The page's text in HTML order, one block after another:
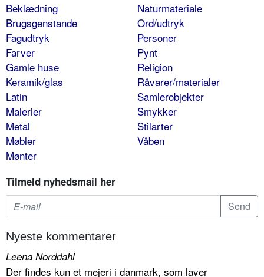
Beklædning
Brugsgenstande
Fagudtryk
Farver
Gamle huse
Keramik/glas
Latin
Malerier
Metal
Møbler
Mønter
Naturmateriale
Ord/udtryk
Personer
Pynt
Religion
Råvarer/materialer
Samlerobjekter
Smykker
Stilarter
Våben
Tilmeld nyhedsmail her
Nyeste kommentarer
Leena Norddahl
Der findes kun et mejeri i danmark, som laver